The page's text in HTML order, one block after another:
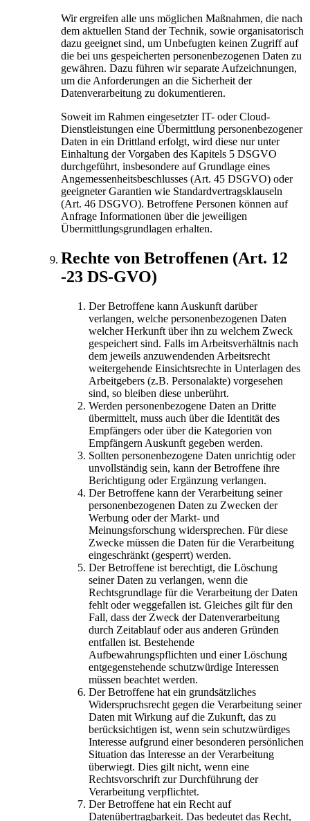
Wir ergreifen alle uns möglichen Maßnahmen, die nach
dem aktuellen Stand der Technik, sowie organisatorisch
dazu geeignet sind, um Unbefugten keinen Zugriff auf
die bei uns gespeicherten personenbezogenen Daten zu
gewähren. Dazu führen wir separate Aufzeichnungen,
um die Anforderungen an die Sicherheit der
Datenverarbeitung zu dokumentieren.
Soweit im Rahmen eingesetzter IT- oder Cloud-
Dienstleistungen eine Übermittlung personenbezogener
Daten in ein Drittland erfolgt, wird diese nur unter
Einhaltung der Vorgaben des Kapitels 5 DSGVO
durchgeführt, insbesondere auf Grundlage eines
Angemessenheitsbeschlusses (Art. 45 DSGVO) oder
geeigneter Garantien wie Standardvertragsklauseln
(Art. 46 DSGVO). Betroffene Personen können auf
Anfrage Informationen über die jeweiligen
Übermittlungsgrundlagen erhalten.
Rechte von Betroffenen (Art. 12
-23 DS-GVO)
Der Betroffene kann Auskunft darüber
verlangen, welche personenbezogenen Daten
welcher Herkunft über ihn zu welchem Zweck
gespeichert sind. Falls im Arbeitsverhältnis nach
dem jeweils anzuwendenden Arbeitsrecht
weitergehende Einsichtsrechte in Unterlagen des
Arbeitgebers (z.B. Personalakte) vorgesehen
sind, so bleiben diese unberührt.
Werden personenbezogene Daten an Dritte
übermittelt, muss auch über die Identität des
Empfängers oder über die Kategorien von
Empfängern Auskunft gegeben werden.
Sollten personenbezogene Daten unrichtig oder
unvollständig sein, kann der Betroffene ihre
Berichtigung oder Ergänzung verlangen.
Der Betroffene kann der Verarbeitung seiner
personenbezogenen Daten zu Zwecken der
Werbung oder der Markt- und
Meinungsforschung widersprechen. Für diese
Zwecke müssen die Daten für die Verarbeitung
eingeschränkt (gesperrt) werden.
Der Betroffene ist berechtigt, die Löschung
seiner Daten zu verlangen, wenn die
Rechtsgrundlage für die Verarbeitung der Daten
fehlt oder weggefallen ist. Gleiches gilt für den
Fall, dass der Zweck der Datenverarbeitung
durch Zeitablauf oder aus anderen Gründen
entfallen ist. Bestehende
Aufbewahrungspflichten und einer Löschung
entgegenstehende schutzwürdige Interessen
müssen beachtet werden.
Der Betroffene hat ein grundsätzliches
Widerspruchsrecht gegen die Verarbeitung seiner
Daten mit Wirkung auf die Zukunft, das zu
berücksichtigen ist, wenn sein schutzwürdiges
Interesse aufgrund einer besonderen persönlichen
Situation das Interesse an der Verarbeitung
überwiegt. Dies gilt nicht, wenn eine
Rechtsvorschrift zur Durchführung der
Verarbeitung verpflichtet.
Der Betroffene hat ein Recht auf
Datenübertragbarkeit. Das bedeutet das Recht,